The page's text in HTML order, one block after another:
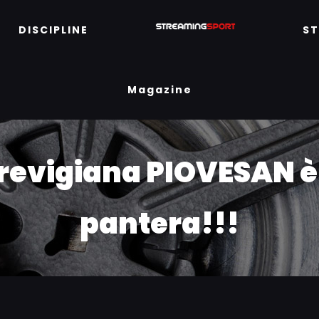
DISCIPLINE
Magazine
PIOVESAN
pantera!!!